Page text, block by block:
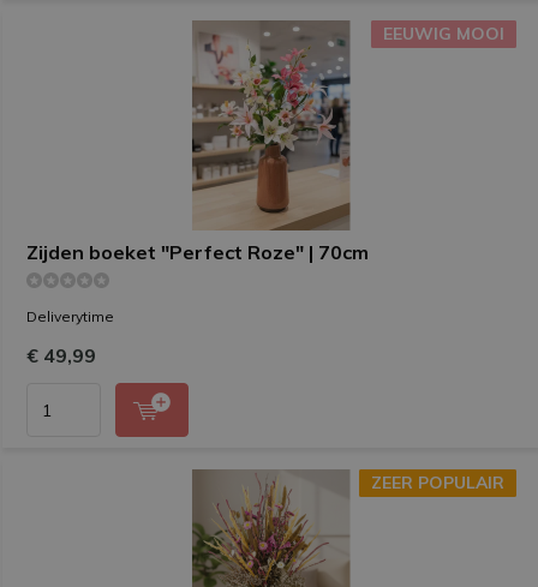
Zijden boeket "Perfect Roze" | 70cm
Deliverytime
EEUWIG MOOI
€ 49,99
EEUWIG MOOI
ZEER POPULAIR
ZEER POPULAIR